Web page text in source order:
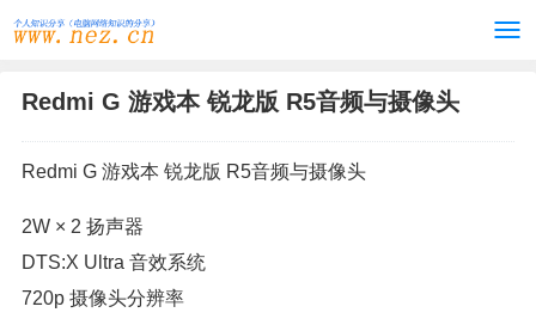
Redmi G 游戏本 锐龙版 R5音频与摄像头
Redmi G 游戏本 锐龙版 R5音频与摄像头
2W × 2 扬声器
DTS:X Ultra 音效系统
720p 摄像头分辨率